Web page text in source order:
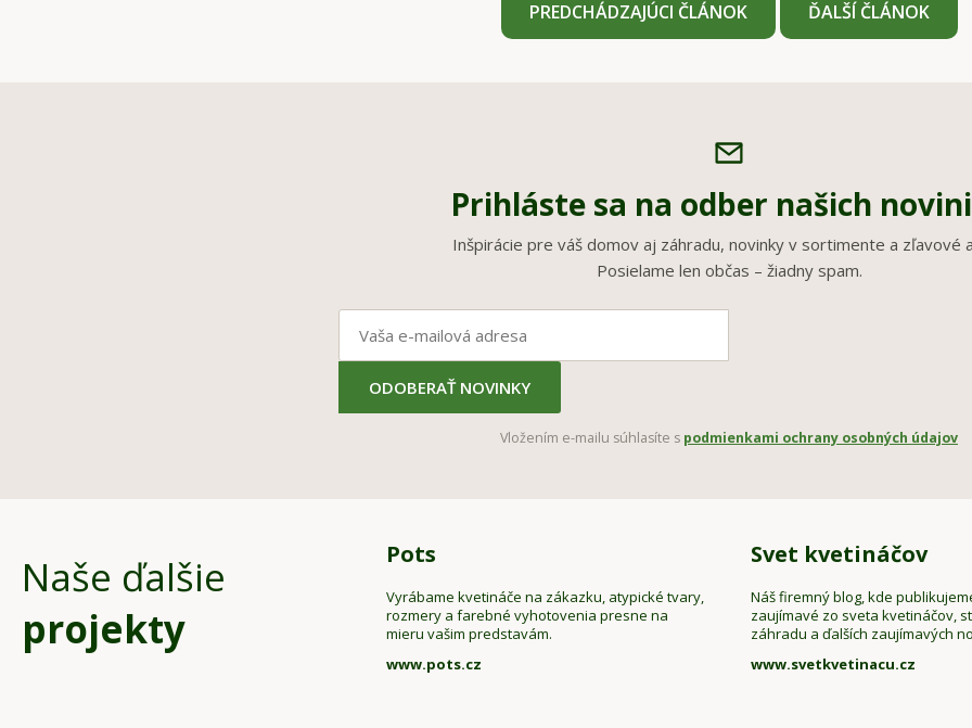
PREDCHÁDZAJÚCI ČLÁNOK ĎALŠÍ ČLÁNOK
Prihláste sa na odber našich
Inšpirácie pre váš domov aj záhradu, novinky v sortimente a zľavové
Posielame len občas – žiadny spam.
ODOBERAŤ NOVINKY
Vložením e-mailu súhlasíte s podmienkami ochrany osobných údajov
Naše ďalšie
projekty
Pots
Vyrábame kvetináče na zákazku, atypické tvary,
rozmery a farebné vyhotovenia presne na
mieru vašim predstavám.
www.pots.cz
Svet kvetináčov
Náš firemný blog, kde
zaujímavé zo sveta kvetináčov,
záhradu a ďalších zaujímavých
www.svetkvetinacu.cz